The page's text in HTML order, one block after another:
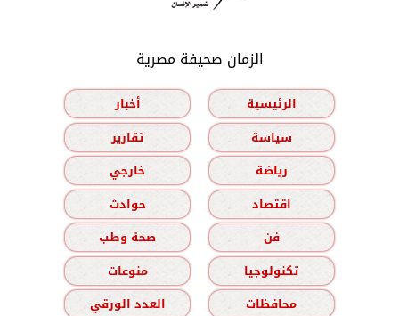
الزمان صحيفة مصرية
الرئيسية
أخبار
سياسة
تقارير
رياضة
خارجي
اقتصاد
حوادث
فن
صحة وطب
تكنولوجيا
منوعات
محافظات
العدد الورقي